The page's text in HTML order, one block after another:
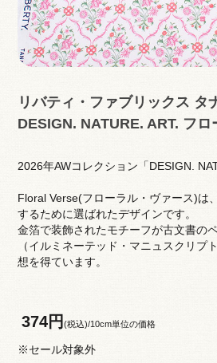
リバティ・ファブリックス タ
DESIGN. NATURE. ART. フ
2026年AWコレクション「DESIGN.
Floral Verse(フローラル・ヴァース)は
するために選ばれたデザインです。
金箔で装飾されたモチーフが古文書の
（イルミネーテッド・マニュスクリプ
想を得ています。
374円 (税込)/10cm単位の価格
※セール対象外